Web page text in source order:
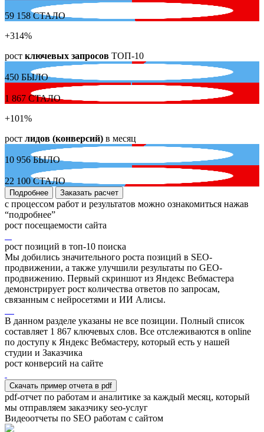
59 158СТАЛО
+314%
рост ключевых запросов ТОП-10
450 БЫЛО
1 867 СТАЛО
+101%
рост лидов (конверсий) в месяц
10 956БЫЛО
22 100СТАЛО
Подробнее Заказать расчет
с процессом работ и результатов можно ознакомиться нажав
“подробнее”
рост посещаемости сайта
рост позиций в топ-10 поиска
Мы добились значительного роста позиций в SEO-
продвижении, а также улучшили результаты по GEO-
продвижению. Первый скриншот из Яндекс Вебмастера
демонстрирует рост количества ответов по запросам,
связанным с нейросетями и ИИ Алисы.
В данном разделе указаны не все позиции. Полный список
составляет 1 867 ключевых слов. Все отслеживаются в online
по доступу к Яндекс Вебмастеру, который есть у нашей
студии и Заказчика
рост конверсий на сайте
Скачать пример отчета в pdf
pdf-отчет по работам и аналитике за каждый месяц, который
мы отправляем заказчику seo-услуг
Видеоотчеты по SEO работам с сайтом